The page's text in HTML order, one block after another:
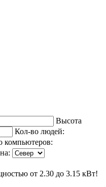
Высота
Кол-во людей:
компьютеров:
от 2.30 до 3.15 кВт!